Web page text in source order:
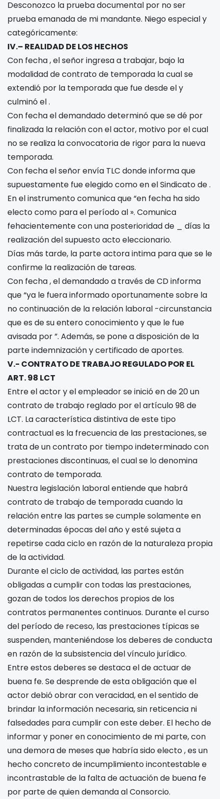
Desconozco la prueba documental por no ser
prueba emanada de mi mandante. Niego especial y
categóricamente:
IV.– REALIDAD DE LOS HECHOS
Con fecha, el señoringresa a trabajar, bajo la
modalidad de contrato de temporada la cual se
extendió por la temporada que fue desde ely
culminó el.
Con fechael demandado determinó que se dé por
finalizada la relación con el actor, motivo por el cual
no se realiza la convocatoria de rigor para la nueva
temporada.
Con fechael señorenvía TLC donde informa que
supuestamente fue elegido comoen el Sindicato de.
En el instrumento comunica que “en fecha ha sido
electo como para el períodoal ». Comunica
fehacientemente con una posterioridad de _ días la
realización del supuesto acto eleccionario.
Días más tarde, la parte actora intima para que se le
confirme la realización de tareas.
Con fecha, el demandado a través de CD informa
que “ya le fuera informado oportunamente sobre la
no continuación de la relación laboral -circunstancia
que es de su entero conocimiento y que le fue
avisada por”. Además, se pone a disposición de la
parte indemnización y certificado de aportes.
V.- CONTRATO DE TRABAJO REGULADO POR EL
ART. 98 LCT
Entre el actor y el empleador se inició ende 20un
contrato de trabajo reglado por el artículo 98 de
LCT. La característica distintiva de este tipo
contractual es la frecuencia de las prestaciones, se
trata de un contrato por tiempo indeterminado con
prestaciones discontinuas, el cual se lo denomina
contrato de temporada.
Nuestra legislación laboral entiende que habrá
contrato de trabajo de temporada cuando la
relación entre las partes se cumple solamente en
determinadas épocas del año y esté sujeta a
repetirse cada ciclo en razón de la naturaleza propia
de la actividad.
Durante el ciclo de actividad, las partes están
obligadas a cumplir con todas las prestaciones,
gozan de todos los derechos propios de los
contratos permanentes continuos. Durante el curso
del período de receso, las prestaciones típicas se
suspenden, manteniéndose los deberes de conducta
en razón de la subsistencia del vínculo jurídico.
Entre estos deberes se destaca el de actuar de
buena fe. Se desprende de esta obligación que el
actor debió obrar con veracidad, en el sentido de
brindar la información necesaria, sin reticencia ni
falsedades para cumplir con este deber. El hecho de
informar y poner en conocimiento de mi parte, con
una demora de meses que habría sido electo, es un
hecho concreto de incumplimiento incontestable e
incontrastable de la falta de actuación de buena fe
por parte de quien demanda al Consorcio.